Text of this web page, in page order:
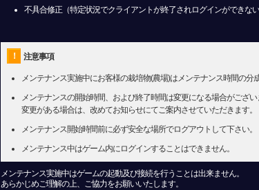
不具合修正（特定状況でクライアントが終了されログインができない
！ 注意事項
メンテナンス実施中にお客様の栽培物(農場)はメンテナンス時間の分
メンテナンスの開始時間、および終了時間は変更になる場合がござい
変更がある場合は、改めてお知らせにてご案内させていただきます。
メンテナンス開始時間前に必ず安全な場所でログアウトして下さい。
メンテナンス中はゲーム内にログインすることはできません。
メンテナンス実施中はゲームの起動及び接続を行うことは出来ません。
あらかじめご理解の上、ご協力をお願いいたします。